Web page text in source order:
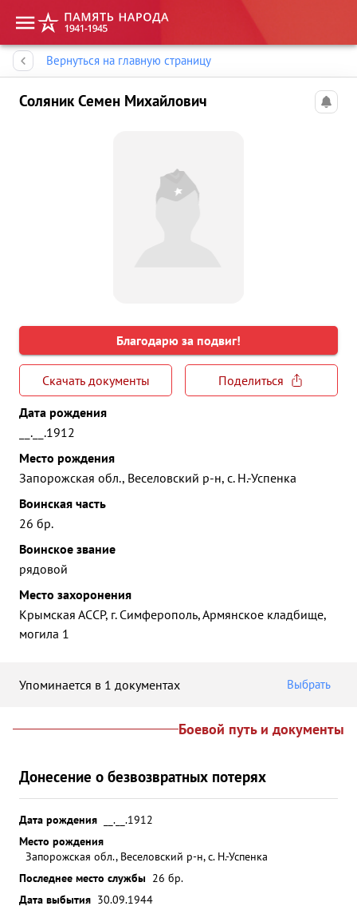
Вернуться на главную страницу
Соляник Семен Михайлович
Благодарю за подвиг!
Скачать документы
Поделиться
Дата рождения
__.__.1912
Место рождения
Запорожская обл., Веселовский р-н, с. Н.-Успенка
Воинская часть
26 бр.
Воинское звание
рядовой
Место захоронения
Крымская АССР, г. Симферополь, Армянское кладбище,
могила 1
Упоминается в 1 документах Выбрать
Боевой путь и документы
Донесение о безвозвратных потерях
Дата рождения
__.__.1912
Место рождения
Запорожская обл., Веселовский р-н, с. Н.-Успенка
Последнее место службы 26 бр.
Дата выбытия 30.09.1944
Память народа